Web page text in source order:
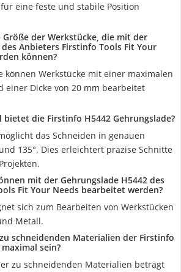
eine feste und stabile Position
Größe der Werkstücke, die mit der
Anbieters Firstinfo Tools Fit Your
können?
können Werkstücke mit einer maximalen
einer Dicke von 20 mm bearbeitet
die Firstinfo H5442 Gehrungslade?
das Schneiden in genauen
135°. Dies erleichtert präzise Schnitte
mit der Gehrungslade H5442 des
Fit Your Needs bearbeitet werden?
sich zum Bearbeiten von Werkstücken
Metall.
schneidenden Materialien der Firstinfo
sein?
zu schneidenden Materialien beträgt